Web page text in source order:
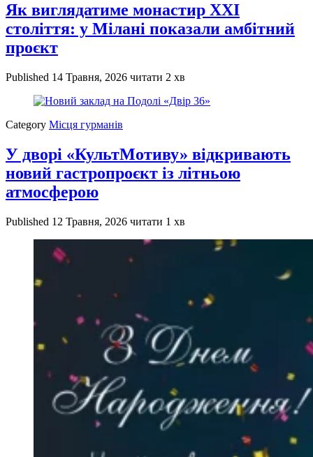
Як виглядатиме монастир XXI
століття: у Мілані показали амбітний
проєкт
Published 14 Травня, 2026 читати 2 хв
Category Місця гурманів
У дворі «КультМотиву» відкривають
новий гастропроєкт із літньою
атмосферою
Published 12 Травня, 2026 читати 1 хв